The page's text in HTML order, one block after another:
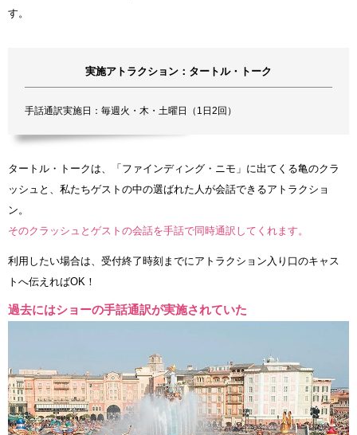
す。
実施アトラクション：タートル・トーク
手話通訳実施日：毎週火・木・土曜日（1日2回）
タートル・トークは、「ファインディング・ニモ」に出てくる亀のクラ
ッシュと、私たちゲストの中の選ばれた人が会話できるアトラクショ
ン。
そのクラッシュとゲストの会話を手話で同時通訳してくれます。
利用したい場合は、受付終了時刻までにアトラクション入り口のキャス
トへ伝えればOK！
過去にはショーの手話通訳が実施されていた